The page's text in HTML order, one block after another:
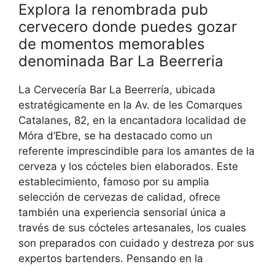
Explora la renombrada pub
cervecero donde puedes gozar
de momentos memorables
denominada Bar La Beerreria
La Cervecería Bar La Beerrería, ubicada
estratégicamente en la Av. de les Comarques
Catalanes, 82, en la encantadora localidad de
Móra d’Ebre, se ha destacado como un
referente imprescindible para los amantes de la
cerveza y los cócteles bien elaborados. Este
establecimiento, famoso por su amplia
selección de cervezas de calidad, ofrece
también una experiencia sensorial única a
través de sus cócteles artesanales, los cuales
son preparados con cuidado y destreza por sus
expertos bartenders. Pensando en la